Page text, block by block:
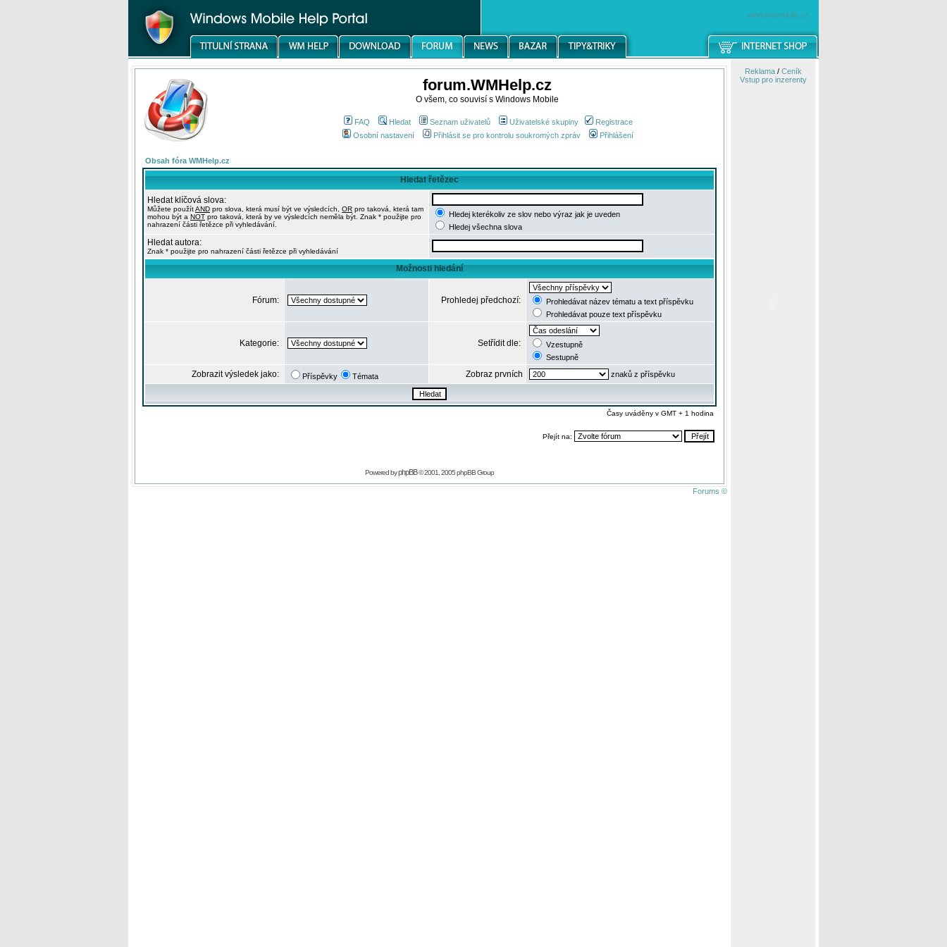
windowsmobile.cz
forum.WMHelp.cz
O všem, co souvisí s Windows Mobile
FAQ Hledat Seznam uživatelů Uživatelské skupiny
Registrace
Osobní nastavení
Přihlásit se pro kontrolu soukromých zpráv Přihlášení
Obsah fóra WMHelp.cz
Hledat řetězec
Hledat klíčová slova:
Můžete použítAND pro slova, která musí být ve výsledcích, OR pro taková, která tam
mohou být a NOT pro taková, která by ve výsledcích neměla být. Znak * použijte pro
nahrazení části řetězce při vyhledávání.
Hledej kterékoliv ze slov nebo výraz jak je uveden
Hledej všechna slova
Hledat autora:
Znak * použijte pro nahrazení části řetězce při vyhledávání
Možnosti hledání
Fórum: Prohledej předchozí:
Prohledávat název tématu a text příspěvku
Prohledávat pouze text příspěvku
Kategorie: Setřídit dle:
Vzestupně
Sestupně
Zobrazit výsledek jako: Příspěvky Témata Zobraz prvních znaků z příspěvku
Časy uváděny v GMT + 1 hodina
Přejít na:
Powered byphpBB© 2001, 2005 phpBB Group
Forums ©
Reklama/ Ceník
Vstup pro inzerenty